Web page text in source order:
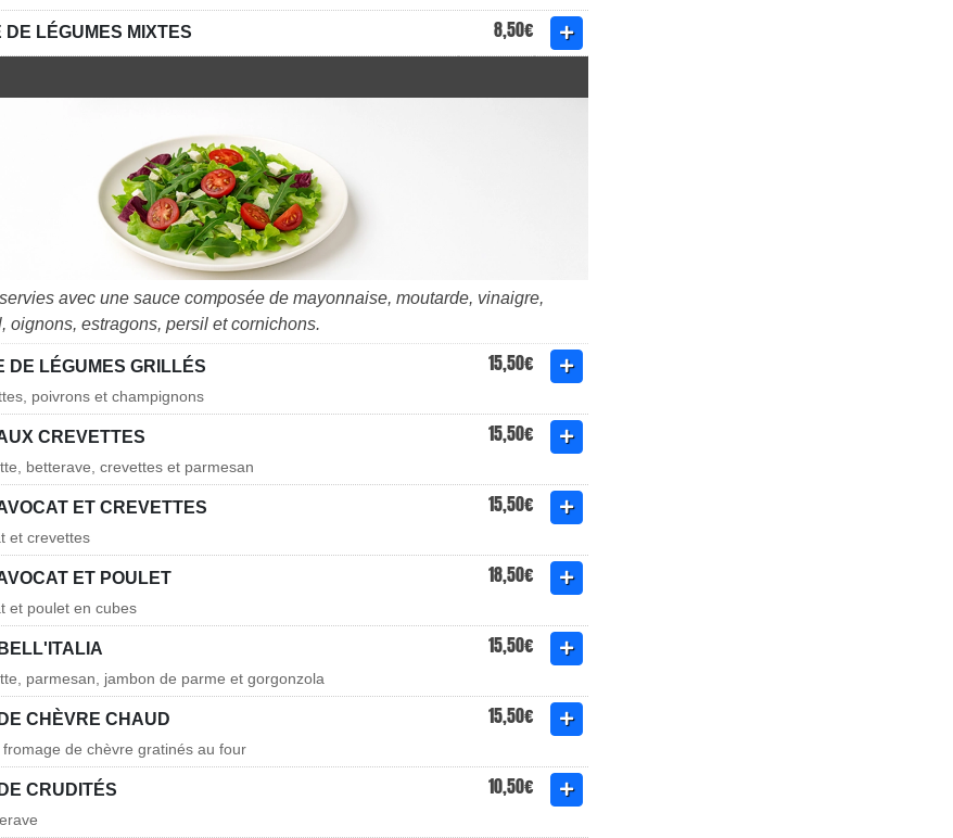
DE LÉGUMES MIXTES 8,50€
avec une sauce composée de mayonnaise, moutarde, vinaigre,
oignons, estragons, persil et cornichons.
DE LÉGUMES GRILLÉS 15,50€
poivrons et champignons
CREVETTES 15,50€
betterave, crevettes et parmesan
ET CREVETTES 15,50€
et crevettes
ET POULET 18,50€
et poulet en cubes
15,50€
parmesan, jambon de parme et gorgonzola
CHÈVRE CHAUD 15,50€
de chèvre gratinés au four
CRUDITÉS 10,50€